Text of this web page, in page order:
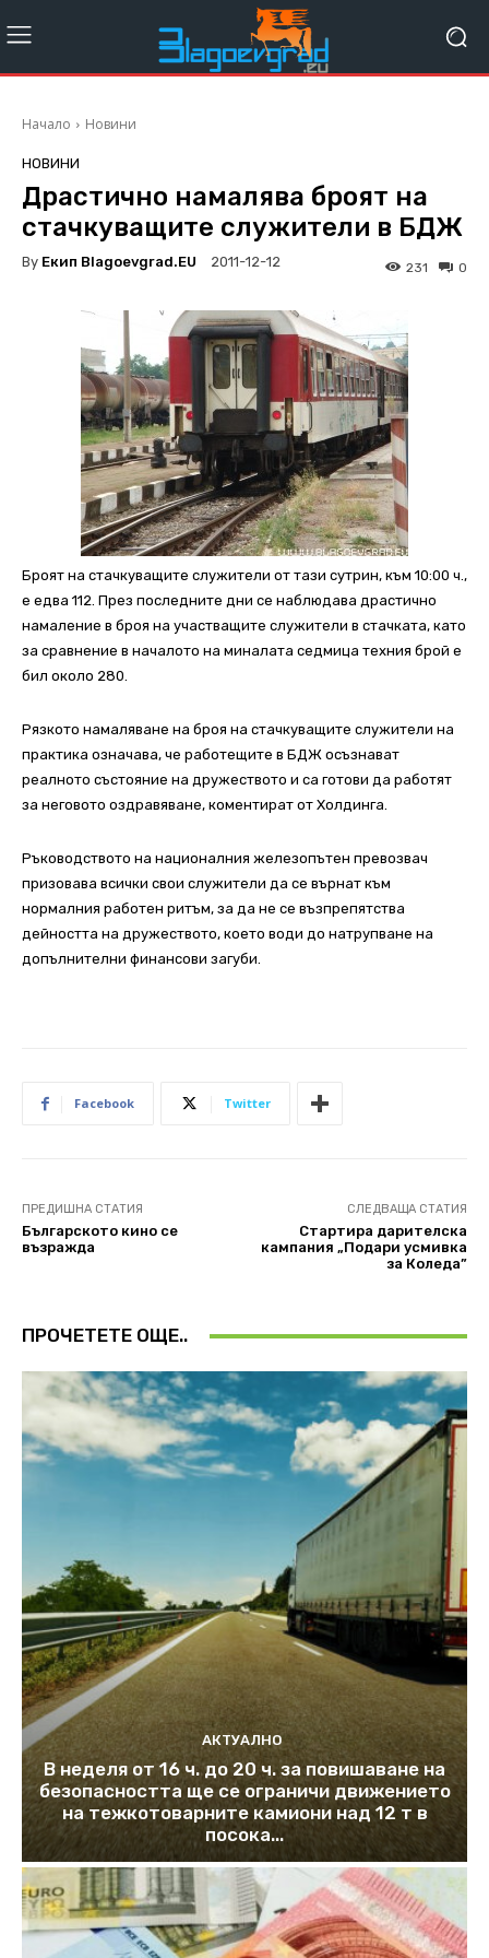
Начало Новини
НОВИНИ
Драстично намалява броят на
стачкуващите служители в БДЖ
By Екип Blagoevgrad.EU 2011-12-12 0
231
Броят на стачкуващите служители от тази сутрин, към 10:00 ч.,
е едва 112. През последните дни се наблюдава драстично
намаление в броя на участващите служители в стачката, като
за сравнение в началото на миналата седмица техния брой е
бил около 280.
Рязкото намаляване на броя на стачкуващите служители на
практика означава, че работещите в БДЖ осъзнават
реалното състояние на дружеството и са готови да работят
за неговото оздравяване, коментират от Холдинга.
Ръководството на националния железопътен превозвач
призовава всички свои служители да се върнат към
нормалния работен ритъм, за да не се възпрепятства
дейността на дружеството, което води до натрупване на
допълнителни финансови загуби.
Facebook Twitter
ПРЕДИШНА СТАТИЯ
Българското кино се
възражда
СЛЕДВАЩА СТАТИЯ
Стартира дарителска
кампания „Подари усмивка
за Коледа”
ПРОЧЕТЕТЕ ОЩЕ..
АКТУАЛНО
В неделя от 16 ч. до 20 ч. за повишаване на
безопасността ще се ограничи движението
на тежкотоварните камиони над 12 т в
посока...